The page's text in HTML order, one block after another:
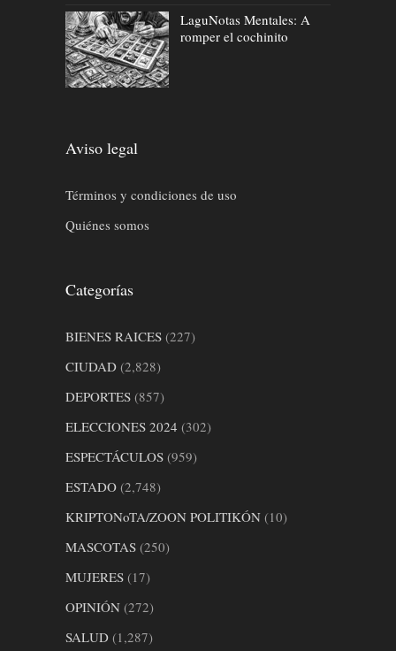
LaguNotas Mentales: A
romper el cochinito
Aviso legal
Términos y condiciones de uso
Quiénes somos
Categorías
BIENES RAICES (227)
CIUDAD (2,828)
DEPORTES (857)
ELECCIONES 2024 (302)
ESPECTÁCULOS (959)
ESTADO (2,748)
KRIPTONoTA/ZOON POLITIKÓN (10)
MASCOTAS (250)
MUJERES (17)
OPINIÓN (272)
SALUD (1,287)